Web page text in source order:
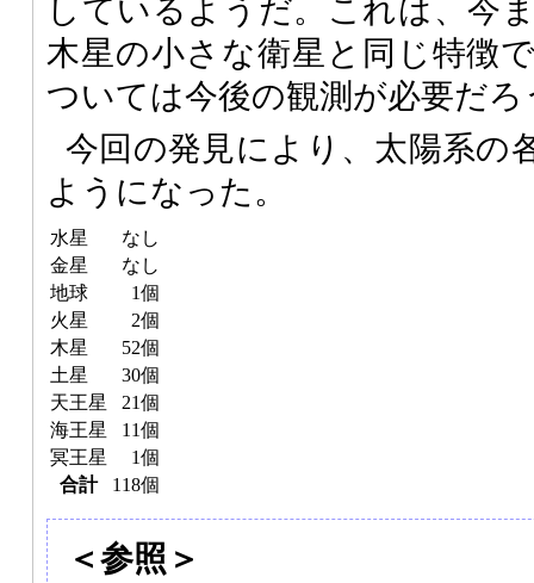
しているようだ。これは、今
木星の小さな衛星と同じ特徴
ついては今後の観測が必要だろ
今回の発見により、太陽系の
ようになった。
合計 118個
水星
なし
金星
なし
地球
1個
火星
2個
木星
52個
土星
30個
天王星
21個
海王星
11個
冥王星
1個
＜参照＞